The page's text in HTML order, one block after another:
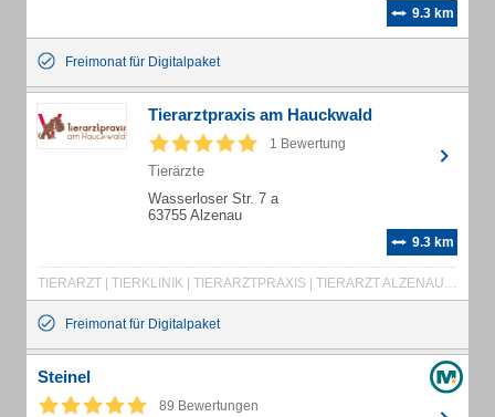
9.3 km
Freimonat für Digitalpaket
Tierarztpraxis am Hauckwald
1 Bewertung
Tierärzte
Wasserloser Str. 7 a
63755 Alzenau
9.3 km
TIERARZT | TIERKLINIK | TIERARZTPRAXIS | TIERARZT ALZENAU | ALLGEMEINE KLINISCHE UNTERSUCHUNG | VORSORGEUNTERSUCHUNG | LABOR | ZAHNBEHANDLUNGEN | DIGITALES RÖNTGEN | TAGESSTATION FÜR PATIENTEN | DIGITALES ULTRASCHALL | WEICHTEILOPERATIONEN | AUGENUNTERSUCHUNGEN
Freimonat für Digitalpaket
Steinel
89 Bewertungen